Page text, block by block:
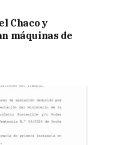
Chaco y
máquinas de